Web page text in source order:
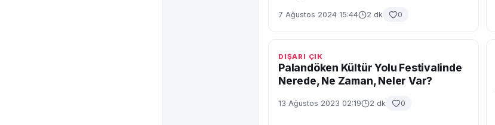
7 Ağustos 2024 15:44 2 dk 0
DIŞARI ÇIK
Palandöken Kültür Yolu Festivalinde
Nerede, Ne Zaman, Neler Var?
13 Ağustos 2023 02:19 2 dk 0